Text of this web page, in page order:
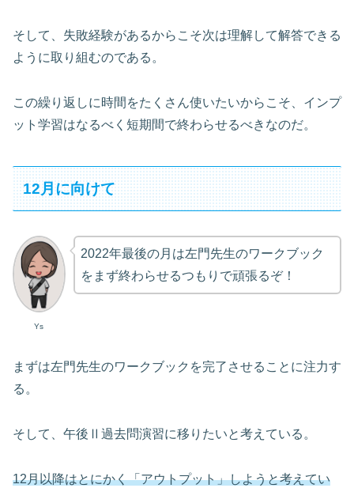
そして、失敗経験があるからこそ次は理解して解答できる
ように取り組むのである。
この繰り返しに時間をたくさん使いたいからこそ、インプ
ット学習はなるべく短期間で終わらせるべきなのだ。
12月に向けて
Ys
2022年最後の月は左門先生のワークブック
をまず終わらせるつもりで頑張るぞ！
まずは左門先生のワークブックを完了させることに注力す
る。
そして、午後Ⅱ過去問演習に移りたいと考えている。
12月以降はとにかく「アウトプット」しようと考えてい